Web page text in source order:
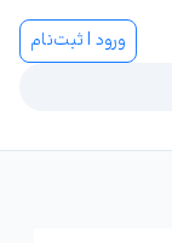
ورود | ثبت‌نام